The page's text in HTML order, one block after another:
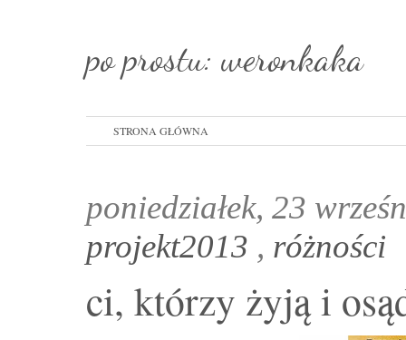
po prostu: weronkaka
STRONA GŁÓWNA
poniedziałek, 23
projekt2013 , różności
ci, którzy żyją i